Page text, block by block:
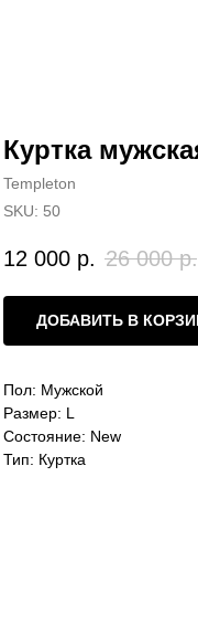
Куртка
Templeton
SKU: 50
12 000 р. 26 000 р.
ДОБАВИТЬ В
Пол: Мужской
Размер: L
Состояние: New
Тип: Куртка